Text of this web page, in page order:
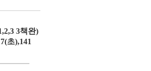
3책완)
초),141